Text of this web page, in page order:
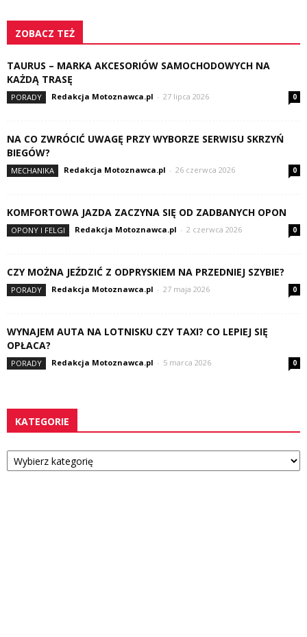
ZOBACZ TEŻ
TAURUS – MARKA AKCESORIÓW SAMOCHODOWYCH NA
KAŻDĄ TRASĘ
PORADY Redakcja Motoznawca.pl - 27 lipca 2026 0
NA CO ZWRÓCIĆ UWAGĘ PRZY WYBORZE SERWISU SKRZYŃ
BIEGÓW?
MECHANIKA Redakcja Motoznawca.pl - 26 czerwca 2026 0
KOMFORTOWA JAZDA ZACZYNA SIĘ OD ZADBANYCH OPON
OPONY I FELGI Redakcja Motoznawca.pl - 2 czerwca 2026 0
CZY MOŻNA JEŹDZIĆ Z ODPRYSKIEM NA PRZEDNIEJ SZYBIE?
PORADY Redakcja Motoznawca.pl - 27 maja 2026 0
WYNAJEM AUTA NA LOTNISKU CZY TAXI? CO LEPIEJ SIĘ
OPŁACA?
PORADY Redakcja Motoznawca.pl - 5 marca 2026 0
KATEGORIE
Kategorie